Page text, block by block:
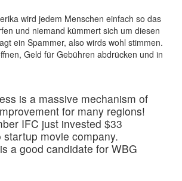
wird jedem Menschen einfach so das
und niemand kümmert sich um diesen
ein Spammer, also wirds wohl stimmen.
Geld für Gebühren abdrücken und in
is a massive mechanism of
for many regions!
IFC just invested $33
startup movie company.
a good candidate for WBG